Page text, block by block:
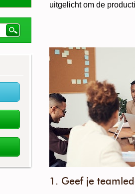
uitgelicht om de
1. Geef je